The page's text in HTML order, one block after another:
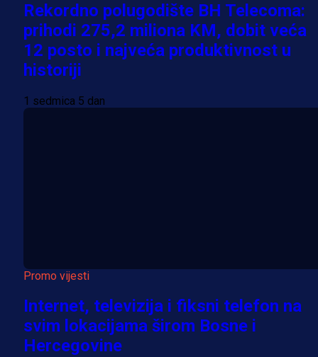
Rekordno polugodište BH Telecoma:
prihodi 275,2 miliona KM, dobit veća
12 posto i najveća produktivnost u
historiji
1 sedmica 5 dan
Promo vijesti
Internet, televizija i fiksni telefon na
svim lokacijama širom Bosne i
Hercegovine